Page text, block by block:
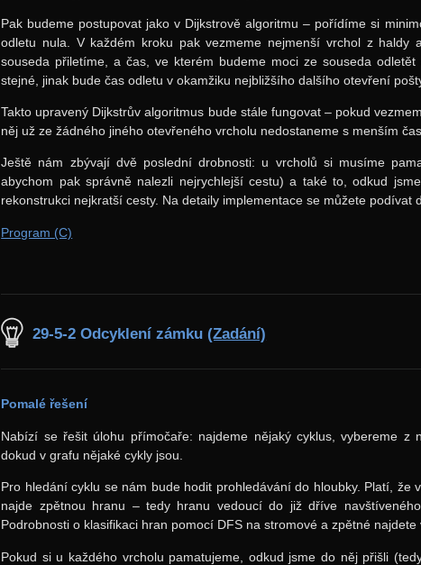
Pak budeme postupovat jako v Dijkstrově algoritmu – pořídíme si
odletu nula. V každém kroku pak vezmeme nejmenší vrchol z
souseda přiletíme, a čas, ve kterém budeme moci ze souseda
stejné, jinak bude čas odletu v okamžiku nejbližšího dalšího otevření
Takto upravený Dijkstrův algoritmus bude stále fungovat – pokud
něj už ze žádného jiného otevřeného vrcholu nedostaneme s menším
Ještě nám zbývají dvě poslední drobnosti: u vrcholů si musíme
abychom pak správně nalezli nejrychlejší cestu) a také to, odkud
rekonstrukci nejkratší cesty. Na detaily implementace se můžete podívat
Program (C)
29-5-2 Odcyklení zámku(Zadání)
Pomalé řešení
Nabízí se řešit úlohu přímočaře: najdeme nějaký cyklus, vybereme z
dokud v grafu nějaké cykly jsou.
Pro hledání cyklu se nám bude hodit prohledávání do hloubky. Platí, že
najde zpětnou hranu – tedy hranu vedoucí do již dříve
Podrobnosti o klasifikaci hran pomocí DFS na stromové a zpětné
Pokud si u každého vrcholu pamatujeme, odkud jsme do něj přišli